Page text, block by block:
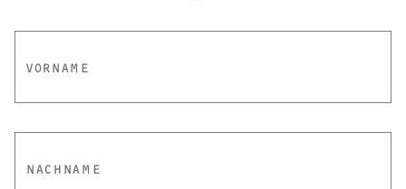
VORNAME
NACHNAME